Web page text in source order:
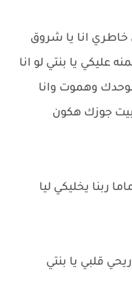
انا يا شروق
يا بنتي لو انا
وهموت وانا
بيت جوزك هكون
ربنا يخليكي ليا
قلبي يا بنتي